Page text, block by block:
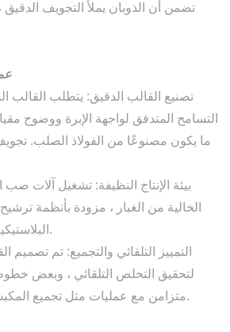
تضمن أن الذوبان يملأ التجويف
2.
تصنيع القالب الدقيق: يتطلب القالب
التسامح المتدفق لواجهة الإبرة ووضوح
ما يكون مصنوعًا من الفولاذ الصلب.
بيئة الإنتاج النظيفة: تشغيل آلات
الخالية من الغبار ، مزودة بأنظمة
البلاستيكية من المنتجات الملوثة.
التمييز التلقائي والتجميع: تم تصميم
لتحقيق التخلص التلقائي ، وبعض
متزامن مع عمليات مثل تجميع المكبس والضغط على الإبرة.